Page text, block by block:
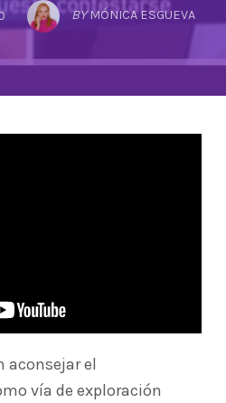
COMMENTSBY MÓNICA ESGUEVA
aconsejar el
vía de exploración